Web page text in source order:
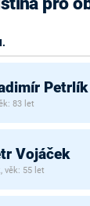
Petrlík
83 let
Vojáček
věk: 55 let